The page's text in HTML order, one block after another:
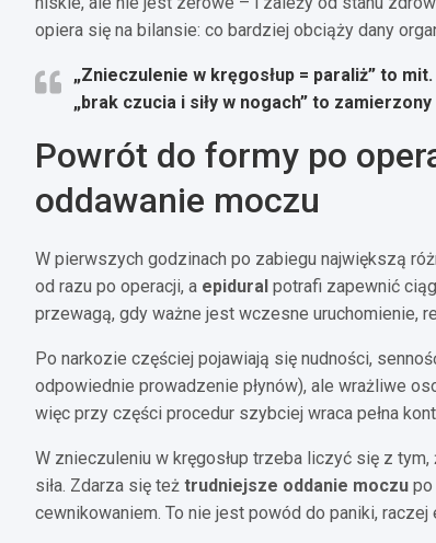
opiera się na bilansie: co bardziej obciąży dany
„Znieczulenie w kręgosłup = paraliż” to mit.
„brak czucia i siły w nogach” to
Powrót do formy po
oddawanie moczu
W pierwszych godzinach po zabiegu największą
od razu po operacji, a epidural potrafi zapewnić
przewagą, gdy ważne jest wczesne uruchomienie,
Po narkozie częściej pojawiają się nudności,
odpowiednie prowadzenie płynów), ale wrażliwe
więc przy części procedur szybciej wraca pełna
W znieczuleniu w kręgosłup trzeba liczyć się z
siła. Zdarza się też trudniejsze oddanie moczu po
cewnikowaniem. To nie jest powód do paniki,